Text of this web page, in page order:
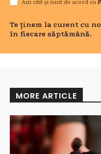
Te ținem la curent cu
în fiecare săptămână.
MORE ARTICLE